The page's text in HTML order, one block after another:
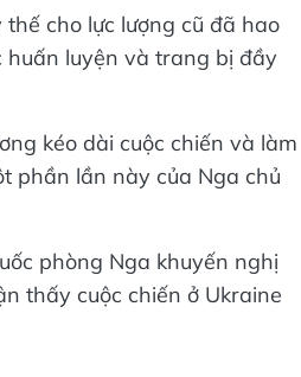
cho lực lượng cũ đã hao
huấn luyện và trang bị đầy
kéo dài cuộc chiến và làm
phần lần này của Nga chủ
phòng Nga khuyến nghị
thấy cuộc chiến ở Ukraine